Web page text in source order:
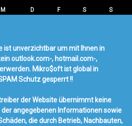
ist unverzichtbar um mit Ihnen in
outlook.com-, hotmail.com-,
Mikro$oft ist global in
Schutz gesperrt !!
der Website übernimmt keine
angegebenen Informationen sowie
die durch Betrieb, Nachbauten,
M D F S S
12 13 14 15
19 20 21 22
26 27 28 29
« MÄRZ